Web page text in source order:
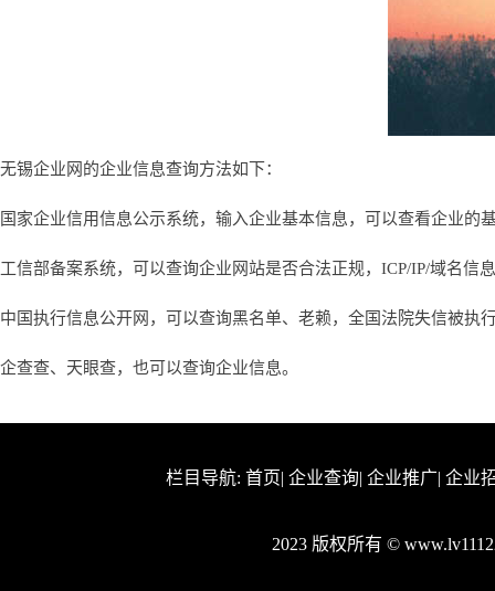
无锡企业网的企业信息查询方法如下：
国家企业信用信息公示系统，输入企业基本信息，可以查看企业的
工信部备案系统，可以查询企业网站是否合法正规，ICP/IP/域名信
中国执行信息公开网，可以查询黑名单、老赖，全国法院失信被执
企查查、天眼查，也可以查询企业信息。
栏目导航: 首页| 企业查询| 企业推广| 企业
2023 版权所有 ©